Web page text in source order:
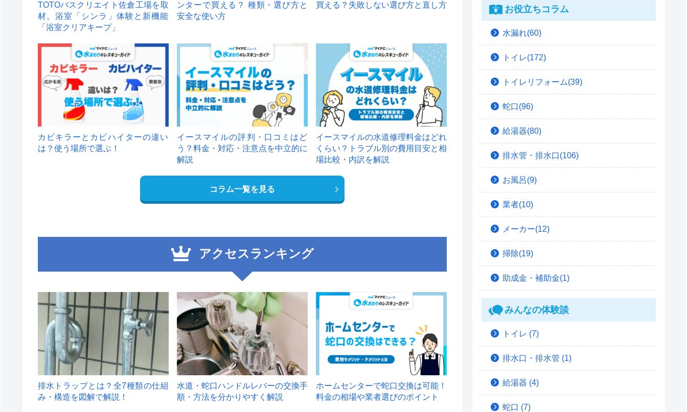
TOTOバスクリエイト佐倉工場を取
材。浴室「シンラ」体験と新機能
「浴室クリアキープ」
ンターで買える？ 種類・選び方と
安全な使い方
買える？失敗しない選び方と直し方
カビキラーとカビハイターの違い
は？使う場所で選ぶ！
イースマイルの評判・口コミはど
う？料金・対応・注意点を中立的に
解説
イースマイルの水道修理料金はどれ
くらい？トラブル別の費用目安と相
場比較・内訳を解説
コラム一覧を見る
アクセスランキング
1
排水トラップとは？全7種類の仕組
み・構造を図解で解説！
2
水道・蛇口ハンドルレバーの交換手
順・方法を分かりやすく解説
ホームセンターで蛇口交換は可能！
料金の相場や業者選びのポイント
お役立ちコラム
水漏れ(60)
トイレ(172)
トイレリフォーム(39)
蛇口(96)
給湯器(80)
排水管・排水口(106)
お風呂(9)
業者(10)
メーカー(12)
掃除(19)
助成金・補助金(1)
みんなの体験談
トイレ (7)
排水口・排水管 (1)
給湯器 (4)
蛇口 (7)